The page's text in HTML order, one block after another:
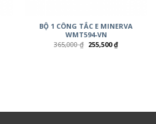
BỘ 1 CÔNG TẮC E MINERVA
WMT594-VN
365,000₫ 255,500₫